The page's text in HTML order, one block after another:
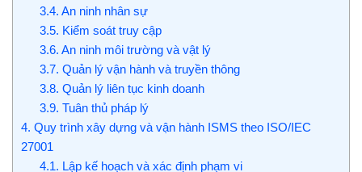
3.4. An ninh nhân sự
3.5. Kiểm soát truy cập
3.6. An ninh môi trường và vật lý
3.7. Quản lý vận hành và truyền thông
3.8. Quản lý liên tục kinh doanh
3.9. Tuân thủ pháp lý
4. Quy trình xây dựng và vận hành ISMS theo ISO/IEC
27001
4.1. Lập kế hoạch và xác định phạm vi